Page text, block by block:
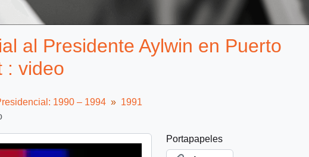
al Presidente Aylwin en Puerto
: video
1990 – 1994
1991
Portapapeles